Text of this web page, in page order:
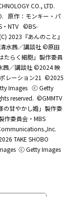
CO., LTD.
原作：モンキー・パ
NTV ©BS-
2023『あんのこと』
水茜／講談社 ©原田
たらく細胞」製作委員
茜／講談社 ©2024 映
レーション21 ©2025
Images ⓒ Getty
reserved. ©GMMTV
の甘やかし婚」製作委
作委員会・MBS
TAKE SHOBO
ⓒ Getty Images